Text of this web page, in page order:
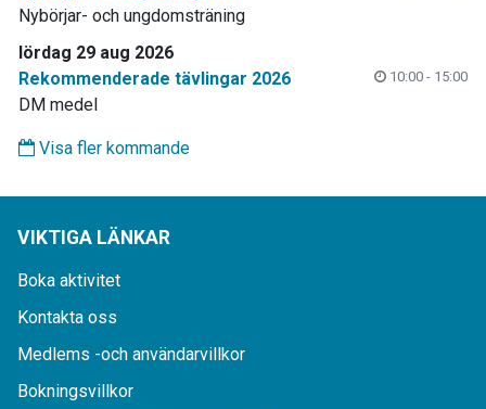
Nybörjar- och ungdomsträning
lördag 29 aug 2026
Rekommenderade tävlingar 2026
10:00 - 15:00
DM medel
Visa fler kommande
VIKTIGA LÄNKAR
Boka aktivitet
Kontakta oss
Medlems -och användarvillkor
Bokningsvillkor